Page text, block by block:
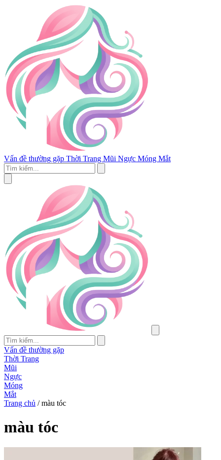
Vấn đề thường gặp Thời Trang Mũi Ngực Móng Mắt
Vấn đề thường gặp
Thời Trang
Mũi
Ngực
Móng
Mắt
Trang chủ / màu tóc
màu tóc